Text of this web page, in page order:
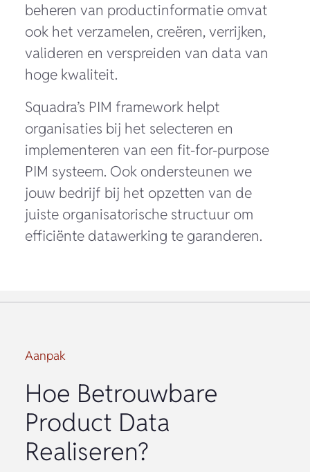
beheren van productinformatie omvat
ook het verzamelen, creëren, verrijken,
valideren en verspreiden van data van
hoge kwaliteit.
Squadra’s PIM framework helpt
organisaties bij het selecteren en
implementeren van een fit-for-purpose
PIM systeem. Ook ondersteunen we
jouw bedrijf bij het opzetten van de
juiste organisatorische structuur om
efficiënte datawerking te garanderen.
Aanpak
Hoe Betrouwbare
Product Data
Realiseren?